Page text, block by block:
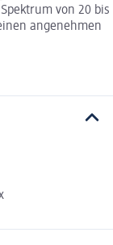
von 20 bis
angenehmen